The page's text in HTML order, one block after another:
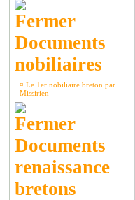
Documents
nobiliaires
¤ Le 1er nobiliaire breton par
Missirien
Documents
renaissance
bretons